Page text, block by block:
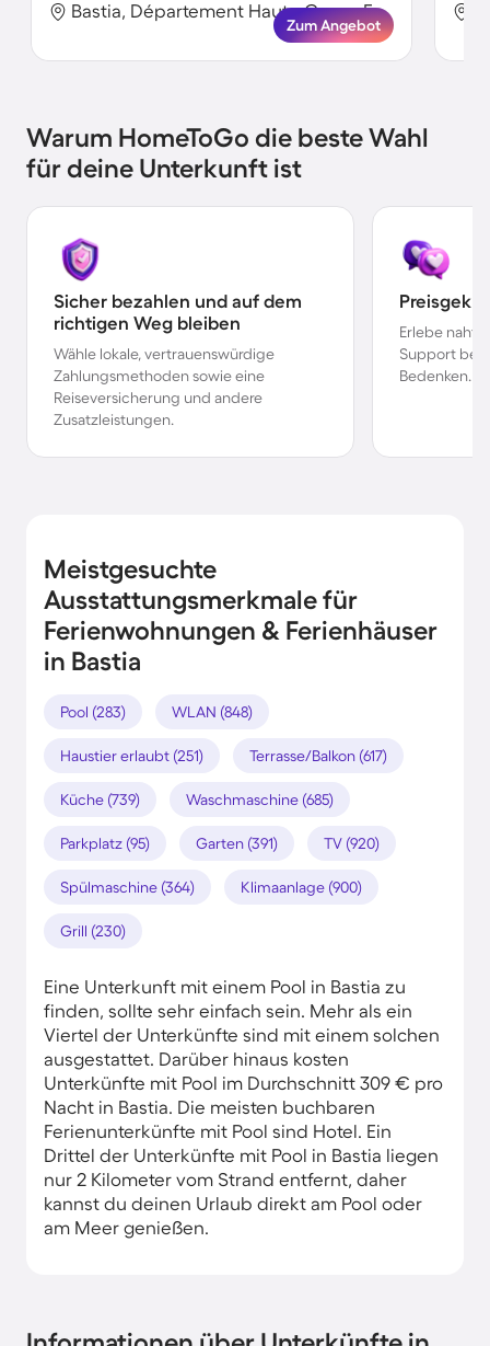
Bastia, Département Haute-Corse, Frankreich
Zum Angebot
Warum HomeToGo die beste Wahl
für deine Unterkunft ist
Sicher bezahlen und auf dem
richtigen Weg bleiben
Wähle lokale, vertrauenswürdige
Zahlungsmethoden sowie eine
Reiseversicherung und andere
Zusatzleistungen.
Erlebe
Support bei
Bedenken.
Meistgesuchte
Ausstattungsmerkmale für
Ferienwohnungen & Ferienhäuser
in Bastia
Pool (283) WLAN (848)
Haustier erlaubt (251) Terrasse/Balkon (617)
Küche (739) Waschmaschine (685)
Parkplatz (95) Garten (391) TV (920)
Spülmaschine (364) Klimaanlage (900)
Grill (230)
Eine Unterkunft mit einem Pool in Bastia zu
finden, sollte sehr einfach sein. Mehr als ein
Viertel der Unterkünfte sind mit einem solchen
ausgestattet. Darüber hinaus kosten
Unterkünfte mit Pool im Durchschnitt 309 € pro
Nacht in Bastia. Die meisten buchbaren
Ferienunterkünfte mit Pool sind Hotel. Ein
Drittel der Unterkünfte mit Pool in Bastia liegen
nur 2 Kilometer vom Strand entfernt, daher
kannst du deinen Urlaub direkt am Pool oder
am Meer genießen.